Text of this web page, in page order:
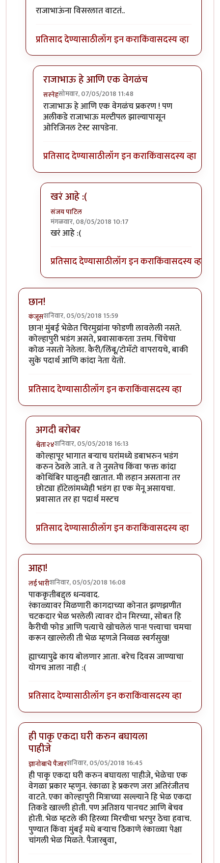
राजाभाऊंना विसरलात वाटतं..
प्रतिसाद देण्यासाठीलॉग इन कराकिंवासदस्य व्हा
राजाभाऊ हे आणि एक वेगळंच
सस्नेहसोमवार, 07/05/2018 11:48
In reply toबाकी भेळ ही रंकाळ्याचं वारंby
राजाभाऊ हे आणि एक वेगळंच प्रकरण ! पण
अलीकडे राजाभाऊ मल्टीपल झाल्यापासून
ओरिजिनल टेस्ट सापडेना.
प्रतिसाद देण्यासाठीलॉग इन कराकिंवासदस्य व्हा
खरं आहे :(
संजय पाटिल
मंगळवार, 08/05/2018 10:17
In reply to
खरं आहे :(
प्रतिसाद देण्यासाठीलॉग इन कराकिंवासदस्य व्हा
छान!
कंजूसशनिवार, 05/05/2018 15:59
छान! मुंबई भेळेत चिरमुय्रांना फोडणी लावलेली नसते.
कोल्हापुरी भडंग असते, प्रवासाकरता उत्तम. चिंचेचा
कोळ नसतो नेलेला. कैरी/लिंबू/टोमॅटो वापरायचे, बाकी
सुके पदार्थ आणि कांदा नेता येतो.
प्रतिसाद देण्यासाठीलॉग इन कराकिंवासदस्य व्हा
अगदी बरोबर
श्वेता२४शनिवार, 05/05/2018 16:13
In reply toछान!byकंजूस
कोल्हापूर भागात बऱ्याच घरांमध्ये डबाभरुन भडंग
करुन ठेवले जाते. व ते नुसतेच किंवा फक्त कांदा
कोथिंबिर घालूनही खातात. मी लहान असताना तर
छोट्या हॉटेलांमध्येही भडंग हा एक मेनू असायचा.
प्रवासात तर हा पदार्थ मस्टच
प्रतिसाद देण्यासाठीलॉग इन कराकिंवासदस्य व्हा
आहा!
लई भारीशनिवार, 05/05/2018 16:08
पाककृतीबद्द्ल धन्यवाद.
रंकाळ्यावर मिळणारी कागदाच्या कोनात झणझणीत
चटकदार भेळ भरलेली त्यावर दोन मिरच्या, सोबत हि
कैरीची फोड आणि पत्याचे खोचलेलं पान! पत्त्याचा चमचा
करून खाल्लेली ती भेळ म्हणजे निव्वळ स्वर्गसुख!
ह्याच्यापुढे काय बोलणार आता. बरेच दिवस जाण्याचा
योगच आला नाही :(
प्रतिसाद देण्यासाठीलॉग इन कराकिंवासदस्य व्हा
ही पाकृ एकदा घरी करुन बघायला
पाहीजे
ज्ञानोबाचे पैजारशनिवार, 05/05/2018 16:45
ही पाकृ एकदा घरी करुन बघायला पाहीजे, भेळेचा एक
वेगळा प्रकार म्हणुन. रंकाळा हे प्रकरण जरा अतिरंजीतच
वाटते. एका कोल्हापुरी मित्राच्या सल्ल्याने हि भेळ एकदा
तिकडे खाल्ली होती. पण अतिशय पानचट आणि बेचव
होती. भेळ म्हटले की हिरव्या मिरचीचा भरपुर ठेचा हवाच.
पुण्यात किंवा मुंबई मधे बर्‍याच ठिकाणे रंकाळ्या पेक्षा
चांगली भेळ मिळते. पैजारबुवा,